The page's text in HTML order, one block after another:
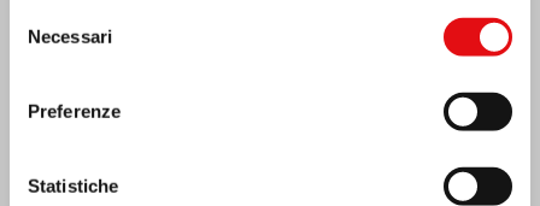
delNecessari
Preferenze
Statistiche
“Lumen Carmeli”